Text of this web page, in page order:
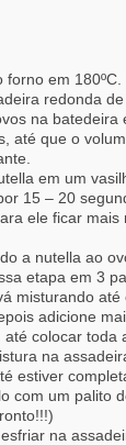
forno em
redonda
na batedeira
até que o
em um
15 – 20
ele ficar mais
a nutella ao
etapa em 3
misturando
adicione
colocar toda
na
estiver
com um palito
na